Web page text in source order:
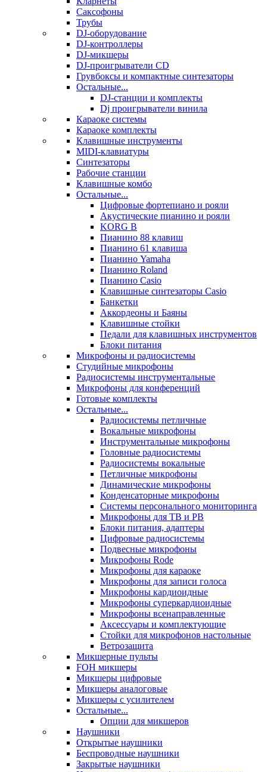
Саксофоны
Трубы
DJ-оборудование
DJ-контроллеры
DJ-микшеры
DJ-проигрыватели CD
Грувбоксы и компактные синтезаторы
Остальные...
DJ-станции и комплекты
Dj проигрыватели винила
Караоке системы
Караоке комплекты
Клавишные инструменты
MIDI-клавиатуры
Синтезаторы
Рабочие станции
Клавишные комбо
Остальные...
Цифровые фортепиано и рояли
Акустические пианино и рояли
KORG B
Пианино 88 клавиш
Пианино 61 клавиша
Пианино Yamaha
Пианино Roland
Пианино Casio
Клавишные синтезаторы Casio
Банкетки
Аккордеоны и Баяны
Клавишные стойки
Педали для клавишных инструментов
Блоки питания
Микрофоны и радиосистемы
Студийные микрофоны
Радиосистемы инструментальные
Микрофоны для конференций
Готовые комплекты
Остальные...
Радиосистемы петличные
Вокальные микрофоны
Инструментальные микрофоны
Головные радиосистемы
Радиосистемы вокальные
Петличные микрофоны
Динамические микрофоны
Конденсаторные микрофоны
Системы персонального мониторинга
Микрофоны для ТВ и РВ
Блоки питания, адаптеры
Цифровые радиосистемы
Подвесные микрофоны
Микрофоны Rode
Микрофоны для караоке
Микрофоны для записи голоса
Микрофоны кардиоидные
Микрофоны суперкардиоидные
Микрофоны всенаправленные
Аксессуары и комплектующие
Стойки для микрофонов настольные
Ветрозащита
Микшерные пульты
FOH микшеры
Микшеры цифровые
Микшеры аналоговые
Микшеры с усилителем
Остальные...
Опции для микшеров
Наушники
Открытые наушники
Беспроводные наушники
Закрытые наушники